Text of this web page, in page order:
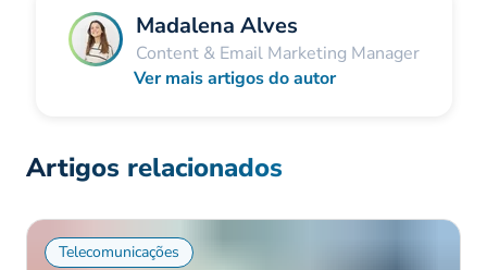
Madalena Alves
Content & Email Marketing Manager
Ver mais artigos do autor
Artigos relacionados
Telecomunicações